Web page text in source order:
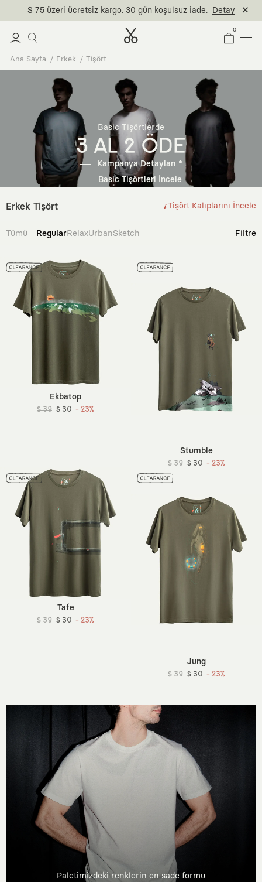
$ 75 üzeri ücretsiz kargo. 30 gün koşulsuz iade. Detay
0
Ana Sayfa Erkek Tişört
Basic Tişörtlerde
3 AL 2 ÖDE
Kampanya Detayları *
Basic Tişörtleri İncele
Erkek Tişört Tişört Kalıplarını İncele
Tümü RegularRelaxUrbanSketch Filtre
Ekbatop
$ 39 $ 30 - 23%
Stumble
$ 39 $ 30 - 23%
Tafe
$ 39 $ 30 - 23%
Jung
$ 39 $ 30 - 23%
Paletimizdeki renklerin en sade formu